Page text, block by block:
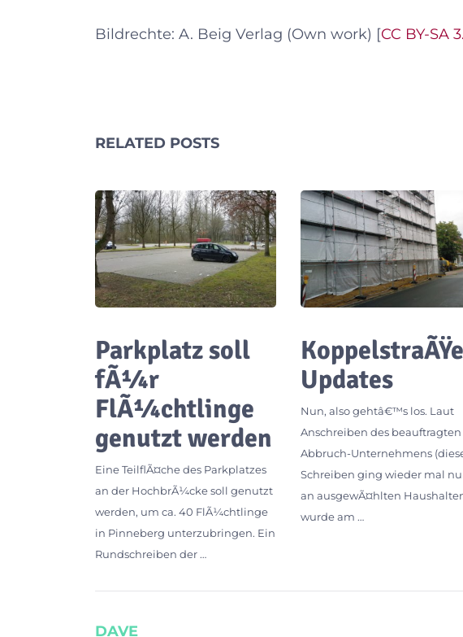
Bildrechte: A. Beig Verlag (Own work) [CC BY-SA
RELATED POSTS
Parkplatz soll
fÃ¼r
FlÃ¼chtlinge
genutzt werden
Eine TeilflÃ¤che des Parkplatzes
an der HochbrÃ¼cke soll genutzt
werden, um ca. 40 FlÃ¼chtlinge
in Pinneberg unterzubringen. Ein
Rundschreiben der …
KoppelstraÃŸe
Updates
Nun, also gehtâ€™s los. Laut
Anschreiben des beauftragten
Abbruch-Unternehmens
Schreiben ging wieder mal
an ausgewÃ¤hlten
wurde am …
DAVE